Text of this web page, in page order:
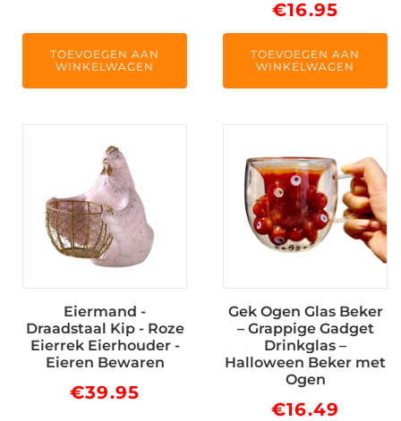
TOEVOEGEN AAN
WINKELWAGEN
€16.95
TOEVOEGEN AAN
WINKELWAGEN
Eiermand -
Draadstaal Kip - Roze
Eierrek Eierhouder -
Eieren Bewaren
€39.95
Gek Ogen Glas Beker
– Grappige Gadget
Drinkglas –
Halloween Beker met
Ogen
€16.49